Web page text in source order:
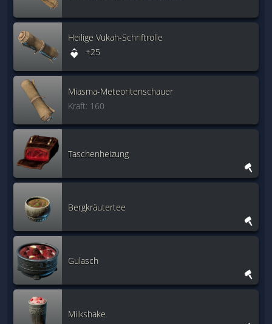
Heilige Vukah-Schriftrolle
+25
Miasma-Meteoritenschauer
Kraft: 160
Taschenheizung
Bergkräutertee
Gulasch
Milkshake